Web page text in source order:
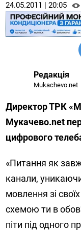
24.05.2011 | 20:05
Редакція
Mukachevo.net
Директор ТРК
Мукачево.net
цифрового
«Питання як
канали,
мовлення зі
схемою ти в
піти під одного